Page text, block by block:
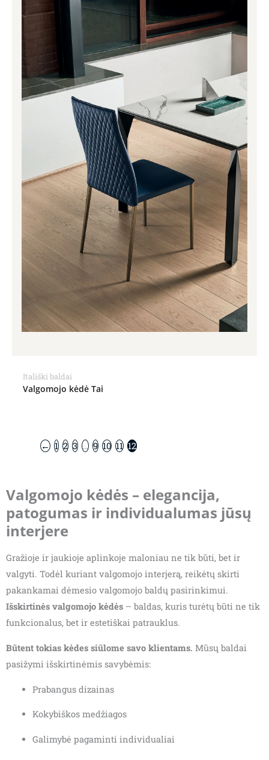
Itališki baldai
Valgomojo kėdė Tai
← 1 2 3 … 9 10 11 12
Valgomojo kėdės – elegancija,
patogumas ir individualumas jūsų
interjere
Gražioje ir jaukioje aplinkoje maloniau ne tik būti, bet ir
valgyti. Todėl kuriant valgomojo interjerą, reikėtų skirti
pakankamai dėmesio valgomojo baldų pasirinkimui.
Išskirtinės valgomojo kėdės – baldas, kuris turėtų būti ne tik
funkcionalus, bet ir estetiškai patrauklus.
Būtent tokias kėdes siūlome savo klientams. Mūsų baldai
pasižymi išskirtinėmis savybėmis:
Prabangus dizainas
Kokybiškos medžiagos
Galimybė pagaminti individualiai